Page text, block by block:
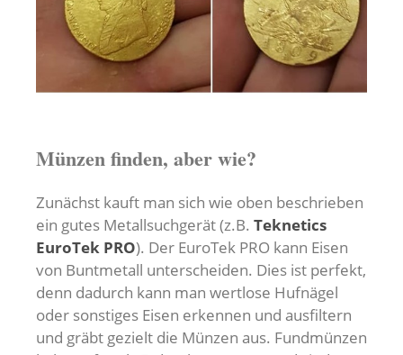
Münzen finden, aber wie?
Zunächst kauft man sich wie oben beschrieben
ein gutes Metallsuchgerät (z.B. Teknetics
EuroTek PRO). Der EuroTek PRO kann Eisen
von Buntmetall unterscheiden. Dies ist perfekt,
denn dadurch kann man wertlose Hufnägel
oder sonstiges Eisen erkennen und ausfiltern
und gräbt gezielt die Münzen aus. Fundmünzen